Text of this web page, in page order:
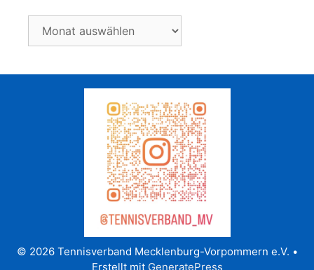
Archiv/vorher.
© 2026 Tennisverband Mecklenburg-Vorpommern e.V. •
Erstellt mit GeneratePress